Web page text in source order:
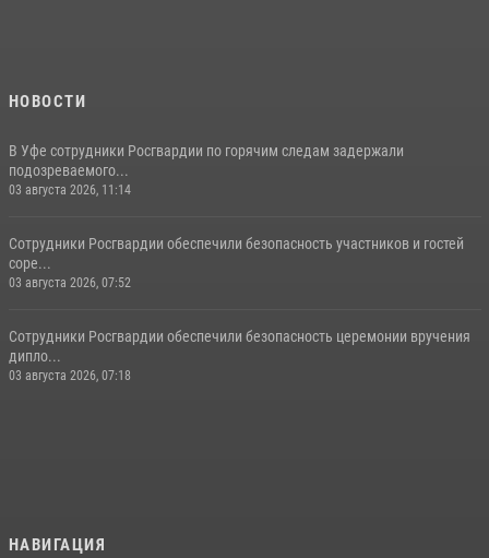
НОВОСТИ
В Уфе сотрудники Росгвардии по горячим следам задержали
подозреваемого...
03 августа 2026, 11:14
Сотрудники Росгвардии обеспечили безопасность участников и гостей
соре...
03 августа 2026, 07:52
Сотрудники Росгвардии обеспечили безопасность церемонии вручения
дипло...
03 августа 2026, 07:18
НАВИГАЦИЯ